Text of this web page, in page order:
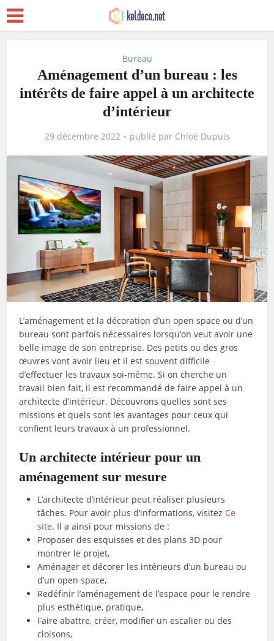
Bureau
Aménagement d’un bureau : les
intérêts de faire appel à un architecte
d’intérieur
29 décembre 2022 publié par Chloé Dupuis
L’aménagement et la décoration d’un open space ou d’un
bureau sont parfois nécessaires lorsqu’on veut avoir une
belle image de son entreprise. Des petits ou des gros
œuvres vont avoir lieu et il est souvent difficile
d’effectuer les travaux soi-même. Si on cherche un
travail bien fait, il est recommandé de faire appel à un
architecte d’intérieur. Découvrons quelles sont ses
missions et quels sont les avantages pour ceux qui
confient leurs travaux à un professionnel.
Un architecte intérieur pour un
aménagement sur mesure
L’architecte d’intérieur peut réaliser plusieurs
tâches. Pour avoir plus d’informations, visitez Ce
site. Il a ainsi pour missions de :
Proposer des esquisses et des plans 3D pour
montrer le projet,
Aménager et décorer les intérieurs d’un bureau ou
d’un open space,
Redéfinir l’aménagement de l’espace pour le rendre
plus esthétique, pratique,
Faire abattre, créer, modifier un escalier ou des
cloisons,